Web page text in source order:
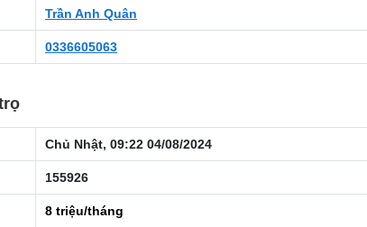
Trần Anh Quân
0336605063
Chủ Nhật, 09:22 04/08/2024
155926
8 triệu/tháng